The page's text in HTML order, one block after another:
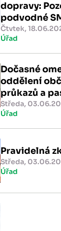
dopravy:
podvodné
Čtvtek,
Úřad
Dočasné
oddělení
průkazů a
Středa,
Úřad
Pravidelná
Středa,
Úřad